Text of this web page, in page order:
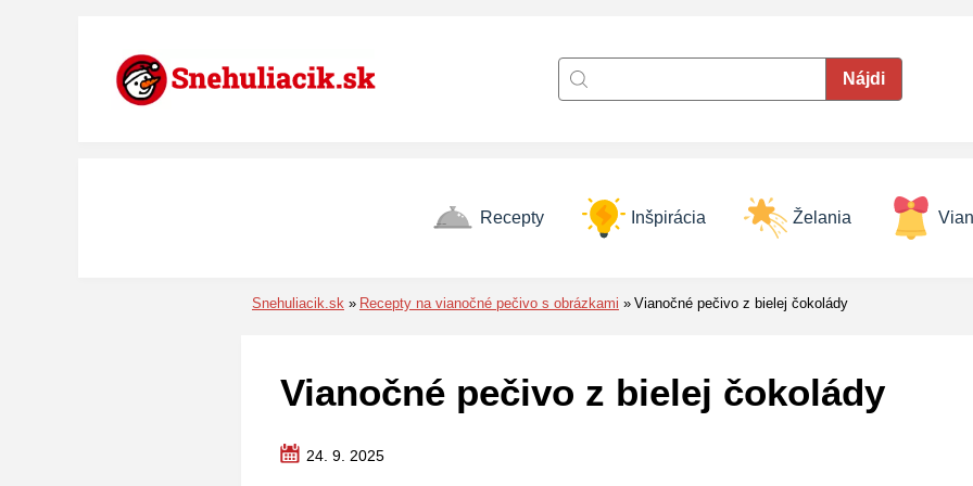
Recepty Inšpirácia Želania
Snehuliacik.sk Recepty na vianočné pečivo s obrázkami Vianočné pečivo z bielej čokolády
Vianočné pečivo z bielej čokolády
24. 9. 2025